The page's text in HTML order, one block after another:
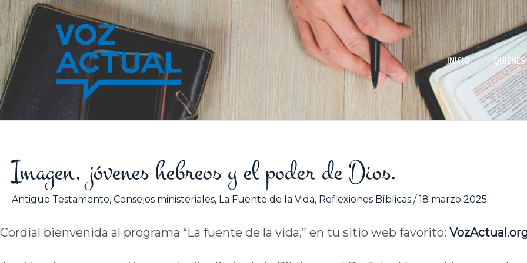
contenido
INICIO
Imagen, jóvenes hebreos y el poder de Dios.
Antiguo Testamento, Consejos ministeriales, La Fuente de la Vida, Reflexiones Bíblicas /18 marzo 2025
Cordial bienvenida al programa “La fuente de la vida,” en tu sitio web favorito: